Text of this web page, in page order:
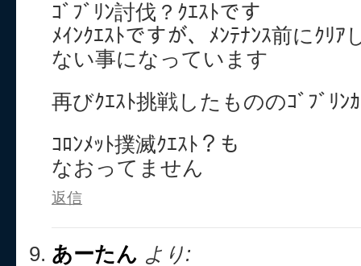
ｺﾞﾌﾞﾘﾝ討伐？ｸｴｽﾄです
ﾒｲﾝｸｴｽﾄですが、ﾒﾝﾃﾅﾝｽ前にｸﾘ
ない事になっています
再びｸｴｽﾄ挑戦したもののｺﾞﾌﾞﾘﾝ
ｺﾛﾝﾒｯﾄ撲滅ｸｴｽﾄ？も
なおってません
返信
あーたん より: